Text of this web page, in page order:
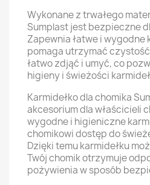
Wykonane z trwałego
Sumplast jest bezpieczne
Zapewnia łatwe i wygodne
pomaga utrzymać
łatwo zdjąć i umyć, co
higieny i świeżości
Karmidełko dla chomika
akcesorium dla właścicieli
wygodne i higieniczne
chomikowi dostęp do
Dzięki temu karmidełku
Twój chomik otrzymuje
pożywienia w sposób